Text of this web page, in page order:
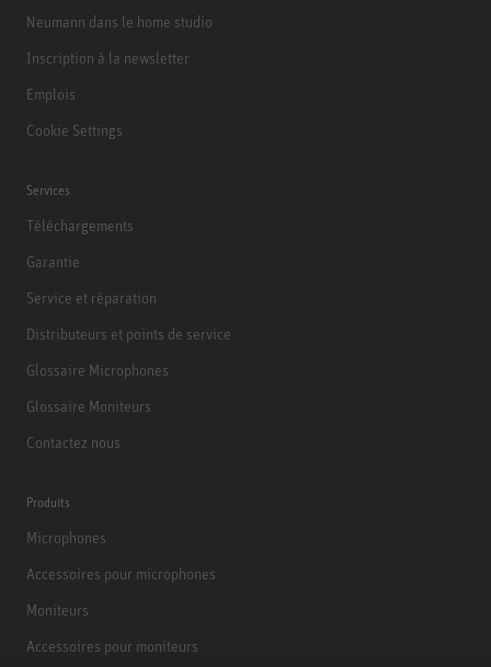
Neumann dans le home studio
Inscription à la newsletter
Emplois
Cookie Settings
Services
Téléchargements
Garantie
Service et réparation
Distributeurs et points de service
Glossaire Microphones
Glossaire Moniteurs
Contactez nous
Produits
Microphones
Accessoires pour microphones
Moniteurs
Accessoires pour moniteurs